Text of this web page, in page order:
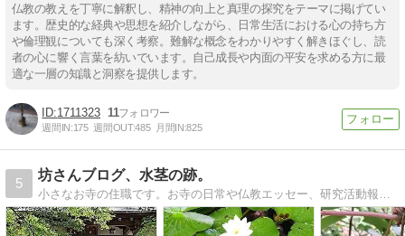
仏教の教えを丁寧に解釈し、精神の向上と真理の探究をテーマに掲げてい
ます。歴史的な経典や思想を紹介しながら、日常生活における心の持ち方
や倫理観についても深く考察。難解な概念をわかりやすく解きほぐし、読
者の心に響く言葉を紡いでいます。自己成長や内面の平安を求める方に最
適な一層の知識と洞察を提供します。
1711323 11
週間IN:175 週間OUT:485 月間IN:825
5
坊さんブログ、水茎の跡。
小さなお寺の住職です。お寺の日常や仏教エッセー、研究活動報告などを載せています。お寺……栃木県さくら市普濟寺仏教エッセー……高尾山薬王院発行『高尾山報』「法の水茎」研究活動報告……日本古典文学